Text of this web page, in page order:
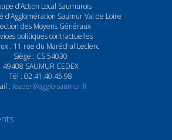
d’Action Local Saumurois
d’Agglomération Saumur Val de Loire
des Moyens Généraux
politiques contractuelles
: 11 rue du Maréchal Leclerc
Siège : CS 54030
49408 SAUMUR CEDEX
Tél : 02.41.40.45.98
: leader@agglo-saumur.fr